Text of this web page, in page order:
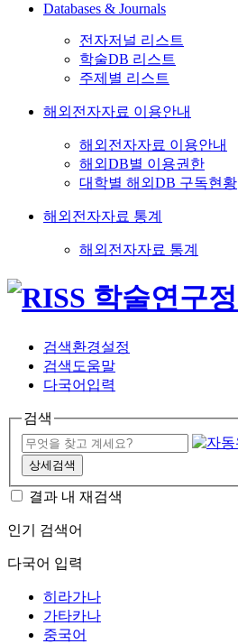
Databases & Journals
전자저널 리스트
학술DB 리스트
주제별 리스트
해외전자자료 이용안내
해외전자자료 이용안내
해외DB별 이용권한
대학별 해외DB 구독현황
해외전자자료 통계
해외전자자료 통계
검색환경설정
검색도움말
다국어입력
검색
상세검색
결과 내 재검색
인기 검색어
다국어 입력
히라가나
가타카나
중국어